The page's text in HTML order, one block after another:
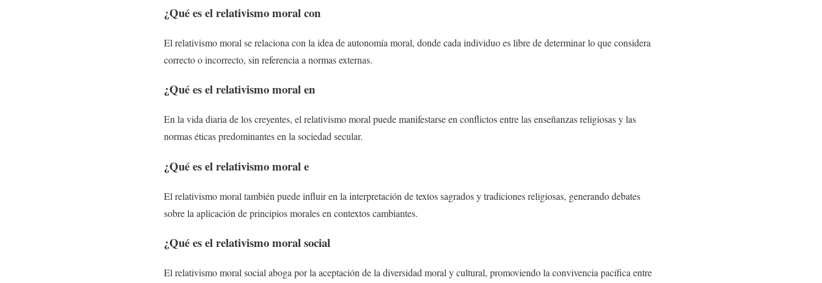
¿Qué es el relativismo moral con
El relativismo moral se relaciona con la idea de autonomía moral, donde cada individuo es libre de determinar lo que considera
correcto o incorrecto, sin referencia a normas externas.
¿Qué es el relativismo moral en
En la vida diaria de los creyentes, el relativismo moral puede manifestarse en conflictos entre las enseñanzas religiosas y las
normas éticas predominantes en la sociedad secular.
¿Qué es el relativismo moral e
El relativismo moral también puede influir en la interpretación de textos sagrados y tradiciones religiosas, generando debates
sobre la aplicación de principios morales en contextos cambiantes.
¿Qué es el relativismo moral social
El relativismo moral social aboga por la aceptación de la diversidad moral y cultural, promoviendo la convivencia pacífica entre